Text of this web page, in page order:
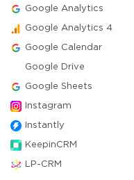
Google Analytics
Google Analytics 4
Google Calendar
Google Drive
Google Sheets
Instagram
Instantly
KeepinCRM
LP-CRM